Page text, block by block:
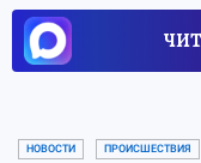
НОВОСТИ ПРОИСШЕСТВИЯ